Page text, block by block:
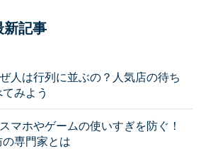
新記事
人は行列に並ぶの？人気店の待ち
みよう
マホやゲームの使いすぎを防ぐ！
専門家とは